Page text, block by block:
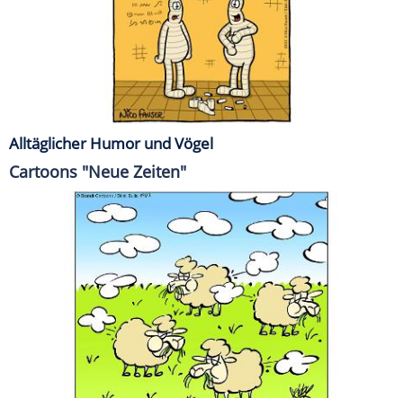
Alltäglicher Humor und Vögel
Cartoons "Neue Zeiten"